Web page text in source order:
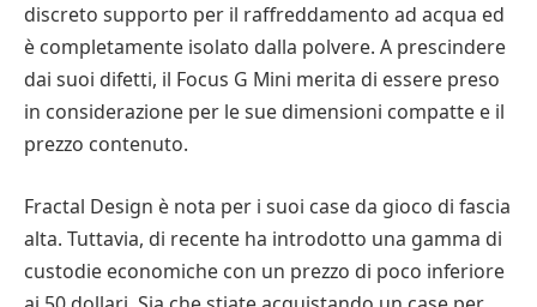
discreto supporto per il raffreddamento ad acqua ed
è completamente isolato dalla polvere. A prescindere
dai suoi difetti, il Focus G Mini merita di essere preso
in considerazione per le sue dimensioni compatte e il
prezzo contenuto.
Fractal Design è nota per i suoi case da gioco di fascia
alta. Tuttavia, di recente ha introdotto una gamma di
custodie economiche con un prezzo di poco inferiore